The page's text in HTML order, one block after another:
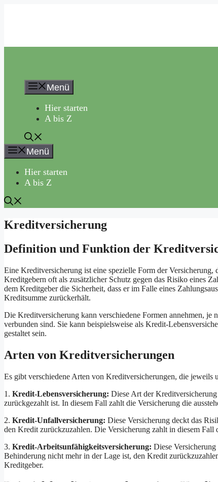
Menü
Hier starten
A bis Z
Menü
Hier starten
A bis Z
Kreditversicherung
Definition und Funktion der
Eine Kreditversicherung ist eine spezielle Form der
Kreditgebern oft als zusätzlicher Schutz gegen das Risiko eines
dem Kreditgeber die Sicherheit, dass er im Falle eines
Kreditsumme zurückerhält.
Die Kreditversicherung kann verschiedene Formen annehmen,
verbunden sind. Sie kann beispielsweise als Kredit-
gestaltet sein.
Arten von Kreditversicherungen
Es gibt verschiedene Arten von Kreditversicherungen, die
1. Kredit-Lebensversicherung: Diese Art der
zurückgezahlt ist. In diesem Fall zahlt die Versicherung die
2. Kredit-Unfallversicherung: Diese Versicherung deckt das
den Kredit zurückzuzahlen. Die Versicherung zahlt in diesem Fall
3. Kredit-Arbeitsunfähigkeitsversicherung: Diese
Behinderung nicht mehr in der Lage ist, den Kredit
Kreditgeber.